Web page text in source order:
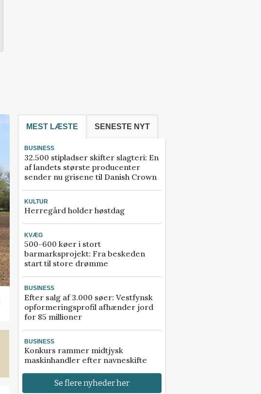
MEST LÆSTE SENESTE NYT
BUSINESS
32.500 stipladser skifter slagteri: En
af landets største producenter
sender nu grisene til Danish Crown
KULTUR
Herregård holder høstdag
KVÆG
500-600 køer i stort
barmarksprojekt: Fra beskeden
start til store drømme
BUSINESS
Efter salg af 3.000 søer: Vestfynsk
opformeringsprofil afhænder jord
for 85 millioner
BUSINESS
Konkurs rammer midtjysk
maskinhandler efter navneskifte
Se flere nyheder her